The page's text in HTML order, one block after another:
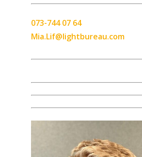
073-744 07 64
Mia.Lif@lightbureau.com